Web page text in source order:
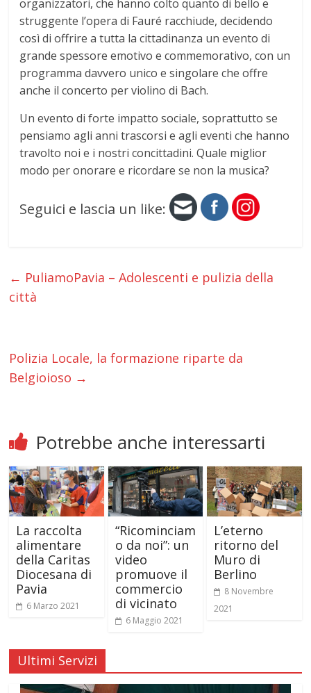
organizzatori, che hanno colto quanto di bello e
struggente l’opera di Fauré racchiude, decidendo
così di offrire a tutta la cittadinanza un evento di
grande spessore emotivo e commemorativo, con un
programma davvero unico e singolare che offre
anche il concerto per violino di Bach.
Un evento di forte impatto sociale, soprattutto se
pensiamo agli anni trascorsi e agli eventi che hanno
travolto noi e i nostri concittadini. Quale miglior
modo per onorare e ricordare se non la musica?
Seguici e lascia un like:
← PuliamoPavia – Adolescenti e pulizia della
città
Polizia Locale, la formazione riparte da
Belgioioso →
Potrebbe anche interessarti
La raccolta
alimentare
della Caritas
Diocesana di
Pavia
6 Marzo 2021
“Ricominciam
o da noi”: un
video
promuove il
commercio
di vicinato
6 Maggio 2021
L’eterno
ritorno del
Muro di
Berlino
8 Novembre
2021
Ultimi Servizi